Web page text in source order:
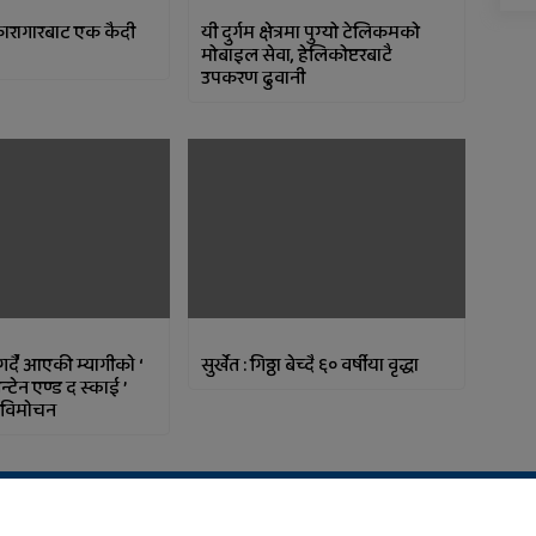
एक कैदी यी दुर्गम क्षेत्रमा पुग्यो टेलिकमको
मोबाइल सेवा, हेलिकोप्टरबाटै
उपकरण ढुवानी
आएकी म्यागीकाे ‘
एण्ड द स्काई ’
सुर्खेत : गिठ्ठा बेच्दै ६० वर्षीया वृद्धा